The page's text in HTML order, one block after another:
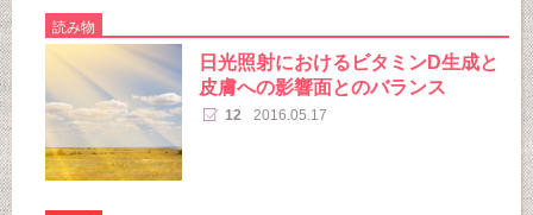
読み物
日光照射におけるビタミンD生成と
皮膚への影響面とのバランス
12 2016.05.17